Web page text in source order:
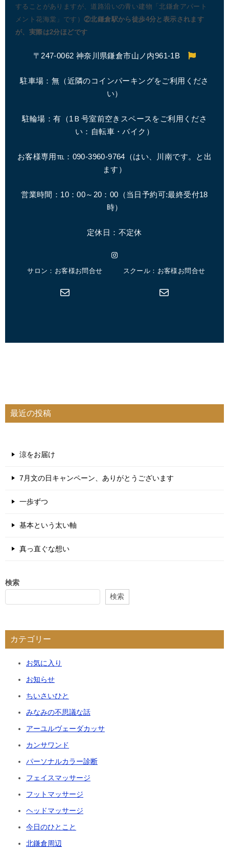
することがありますが、道路沿いの青い建物「北鎌倉アパート
メント花海棠」です） ②北鎌倉駅から徒歩4分と表示されます
が、実際は2分ほどです
〒247-0062 神奈川県鎌倉市山ノ内961-1B
駐車場：無（近隣のコインパーキングをご利用くださ
い）
駐輪場：有（1Ｂ号室前空きスペースをご利用くださ
い：自転車・バイク）
お客様専用℡：090-3960-9764（はい、川南です。と出
ます）
営業時間：10：00～20：00（当日予約可:最終受付18
時）
定休日：不定休
Instagram
サロン：お客様お問合せ
メール
スクール：お客様お問合せ
メール
最近の投稿
涼をお届け
7月文の日キャンペーン、ありがとうございます
一歩ずつ
基本という太い軸
真っ直ぐな想い
検索
検索
カテゴリー
お気に入り
お知らせ
ちいさいひと
みなみの不思議な話
アーユルヴェーダカッサ
カンサワンド
パーソナルカラー診断
フェイスマッサージ
フットマッサージ
ヘッドマッサージ
今日のひとこと
北鎌倉周辺